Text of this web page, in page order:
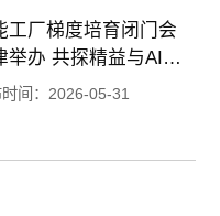
工厂梯度培育闭门会
举办 共探精益与AI深
合路径
间：2026-05-31